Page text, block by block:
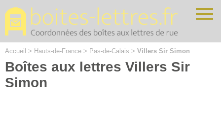
Accueil > Hauts-de-France > Pas-de-Calais > Villers Sir Simon
Boîtes aux lettres Villers Sir
Simon